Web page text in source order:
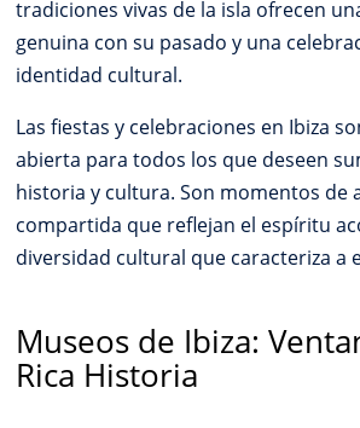
tradiciones vivas de la isla ofrecen
genuina con su pasado y una
identidad cultural.
Las fiestas y celebraciones en Ibiza
abierta para todos los que deseen
historia y cultura. Son momentos de
compartida que reflejan el espíritu
diversidad cultural que caracteriza a
Museos de Ibiza:
Rica Historia